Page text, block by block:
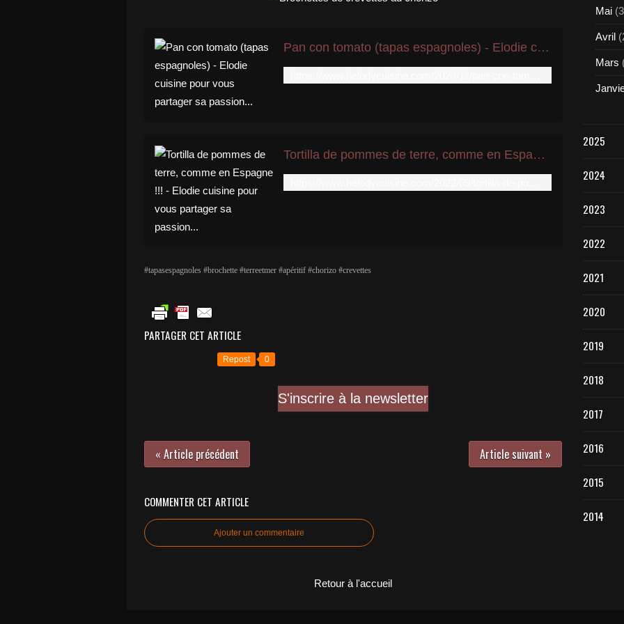
Pan con tomato (tapas espagnoles) - Elodie cuisine pour vous partager sa passion...
Tortilla de pommes de terre, comme en Espagne !!! - Elodie cuisine pour vous partager sa passion...
#tapasespagnoles #brochette #terreetmer #apéritif #chorizo #crevettes
PARTAGER CET ARTICLE
Repost 0
S'inscrire à la newsletter
« Article précédent Article suivant »
COMMENTER CET ARTICLE
Ajouter un commentaire
Retour à l'accueil
Mai
Avril
Mars
2025
2024
2023
2022
2021
2020
2019
2018
2017
2016
2015
2014